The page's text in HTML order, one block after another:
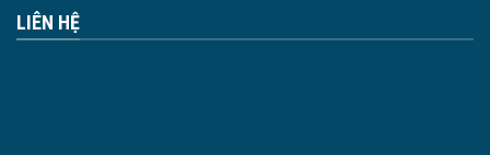
LIÊN HỆ